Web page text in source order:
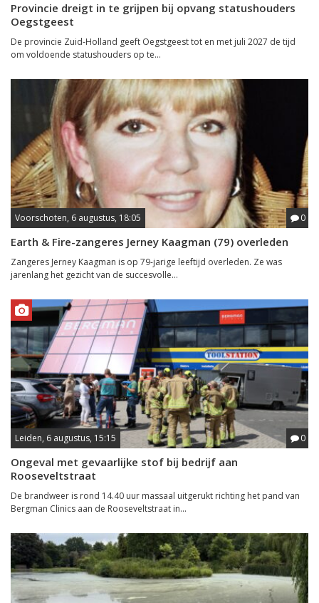
Provincie dreigt in te grijpen bij opvang statushouders
Oegstgeest
De provincie Zuid-Holland geeft Oegstgeest tot en met juli 2027 de tijd
om voldoende statushouders op te...
Voorschoten, 6 augustus, 18:05 0
Earth & Fire-zangeres Jerney Kaagman (79) overleden
Zangeres Jerney Kaagman is op 79-jarige leeftijd overleden. Ze was
jarenlang het gezicht van de succesvolle...
Leiden, 6 augustus, 15:15 0
Ongeval met gevaarlijke stof bij bedrijf aan
Rooseveltstraat
De brandweer is rond 14.40 uur massaal uitgerukt richting het pand van
Bergman Clinics aan de Rooseveltstraat in...